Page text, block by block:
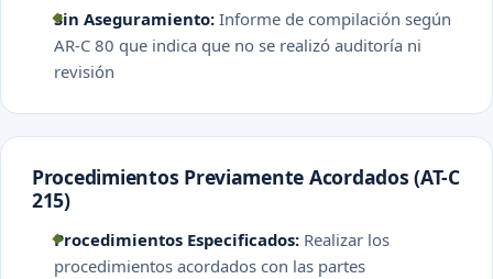
Sin Aseguramiento: Informe de compilación según
AR-C 80 que indica que no se realizó auditoría ni
revisión
Procedimientos Previamente Acordados (AT-C
215)
Procedimientos Especificados: Realizar los
procedimientos acordados con las partes